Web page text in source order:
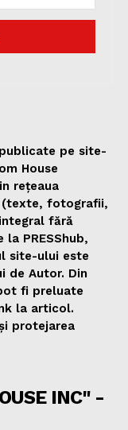
pe site-
House
rețeaua
(texte, fotografii,
fără
PRESShub,
site-ului este
de Autor. Din
fi preluate
la articol.
protejarea
INC" -